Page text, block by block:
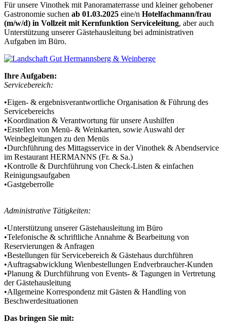
Für unsere Vinothek mit Panoramaterrasse und kleiner gehobener
Gastronomie suchen ab 01.03.2025 eine/n Hotelfachmann/frau
(m/w/d) in Vollzeit mit Kernfunktion Serviceleitung, aber auch
Unterstützung unserer Gästehausleitung bei administrativen
Aufgaben im Büro.
Ihre Aufgaben:
Servicebereich:
•Eigen- & ergebnisverantwortliche Organisation & Führung des
Servicebereichs
•Koordination & Verantwortung für unsere Aushilfen
•Erstellen von Menü- & Weinkarten, sowie Auswahl der
Weinbegleitungen zu den Menüs
•Durchführung des Mittagsservice in der Vinothek & Abendservice
im Restaurant HERMANNS (Fr. & Sa.)
•Kontrolle & Durchführung von Check-Listen & einfachen
Reinigungsaufgaben
•Gastgeberrolle
Administrative Tätigkeiten:
•Unterstützung unserer Gästehausleitung im Büro
•Telefonische & schriftliche Annahme & Bearbeitung von
Reservierungen & Anfragen
•Bestellungen für Servicebereich & Gästehaus durchführen
•Auftragsabwicklung Wienbestellungen Endverbraucher-Kunden
•Planung & Durchführung von Events- & Tagungen in Vertretung
der Gästehausleitung
•Allgemeine Korrespondenz mit Gästen & Handling von
Beschwerdesituationen
Das bringen Sie mit: